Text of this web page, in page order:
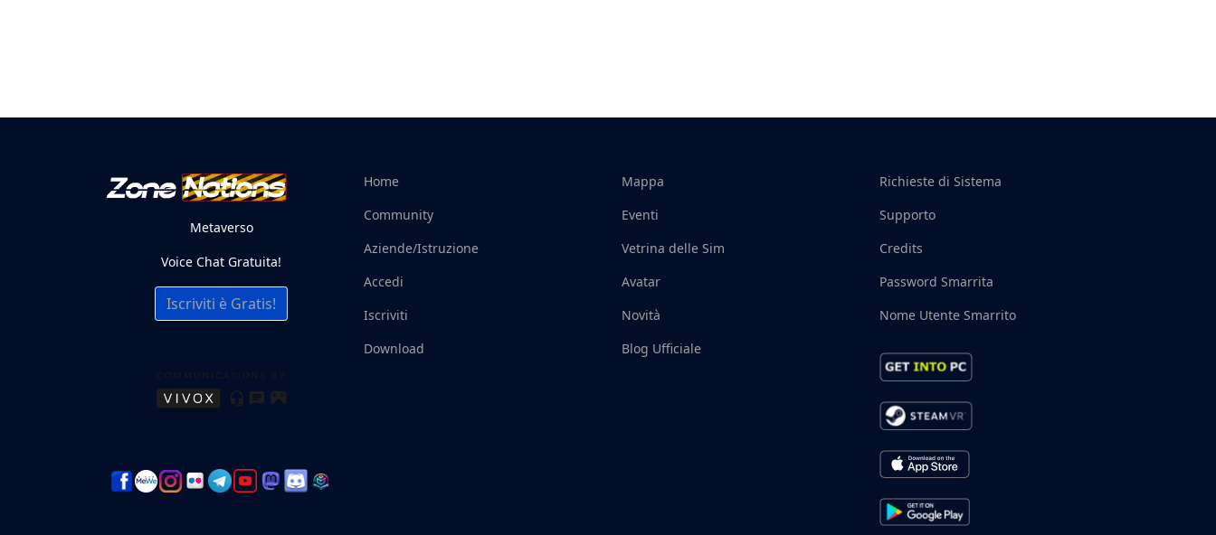
Metaverso
Voice Chat Gratuita!
Iscriviti è Gratis!
Home
Community
Aziende/Istruzione
Accedi
Iscriviti
Download
Mappa
Eventi
Vetrina delle Sim
Avatar
Novità
Blog Ufficiale
Richieste di Sistema
Supporto
Credits
Password Smarrita
Nome Utente Smarrito